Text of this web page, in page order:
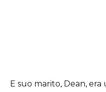
E suo marito, Dean,